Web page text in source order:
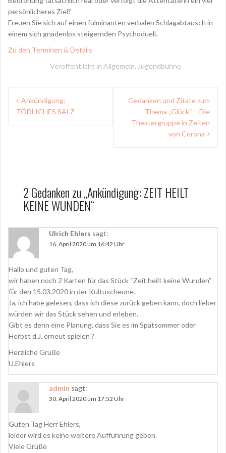
persönlicheres Ziel?
Freuen Sie sich auf einen fulminanten verbalen Schlagabtausch in
einem sich gnadenlos steigernden Psychoduell.
Zu den Terminen & Details
Veröffentlicht in Allgemein, Jugendbühne
Beitragsnavigation
Ankündigung:
TÖDLICHES SALZ
Gedanken und Zitate zum
Thema „Glück“ – Die
Theatergruppe in Zeiten
von Corona
2 Gedanken zu „Ankündigung: ZEIT HEILT
KEINE WUNDEN“
Ulrich Ehlers sagt:
16. April 2020 um 16:42 Uhr
Hallo und guten Tag,
wir haben noch 2 Karten für das Stück “Zeit heilt keine Wunden”
für den 15.03.2020 in der Kultuscheune.
Ja, ich habe gelesen, dass ich diese zurück geben kann, doch lieber
würden wir das Stück sehen und erleben.
Gibt es denn eine Planung, dass Sie es im Spätsommer oder
Herbst d.J. erneut spielen ?
Herzliche Grüße
U.Ehlers
admin sagt:
30. April 2020 um 17:52 Uhr
Guten Tag Herr Ehlers,
leider wird es keine weitere Aufführung geben.
Viele Grüße